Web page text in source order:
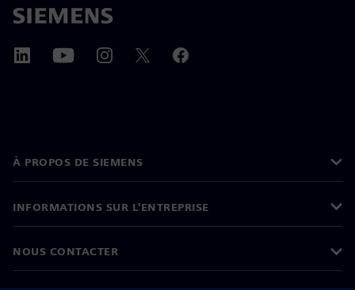
À PROPOS DE SIEMENS
INFORMATIONS SUR L'ENTREPRISE
NOUS CONTACTER